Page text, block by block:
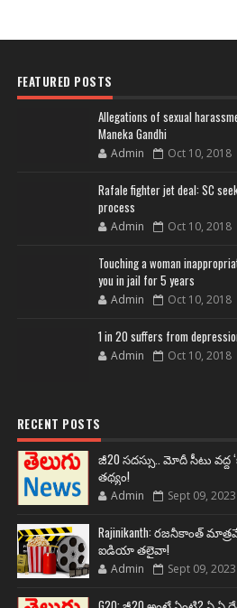
FEATURED POSTS
Allegations of sexual
Maneka Gandhi
Admin Oct 10, 2018
Rafale fighter jet deal: SC
process
Admin Oct 10, 2018
Touching a woman
you in jail for 5 years
Admin Oct 10, 2018
1 in 20 suffers from
Admin Oct 10, 2018
RECENT POSTS
జీ20 సదస్సు.. మోదీ సీటు వద్ద
తథ్యం!
Admin Sept 09, 2023
Rajinikanth: రజనీకాంత్
ఐడియా తలైవా!
Admin Sept 09, 2023